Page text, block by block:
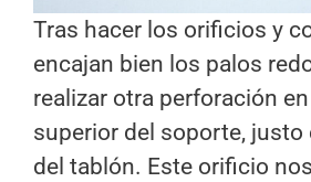
Tras hacer los orificios y
encajan bien los palos
realizar otra perforación
superior del soporte, justo
del tablón. Este orificio